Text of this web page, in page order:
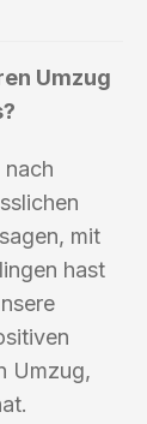
Umzug
mit
hast
Umzug,